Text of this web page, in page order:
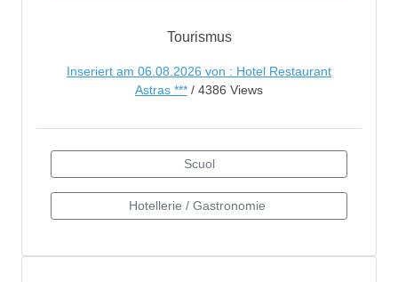
Tourismus
Inseriert am 06.08.2026 von : Hotel Restaurant
Astras *** / 4386 Views